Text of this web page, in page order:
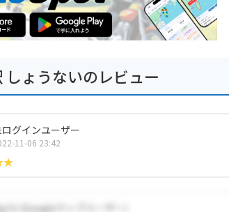
しょうないのレビュー
グインユーザー
11-06 23:42